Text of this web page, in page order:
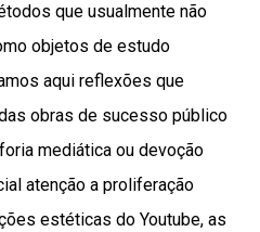
que usualmente não
objetos de estudo
aqui reflexões que
obras de sucesso público
mediática ou devoção
atenção a proliferação
estéticas do Youtube, as